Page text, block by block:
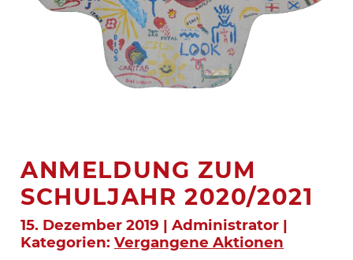
ANMELDUNG ZUM
SCHULJAHR 2020/2021
15. Dezember 2019 | Administrator |
Kategorien: Vergangene Aktionen